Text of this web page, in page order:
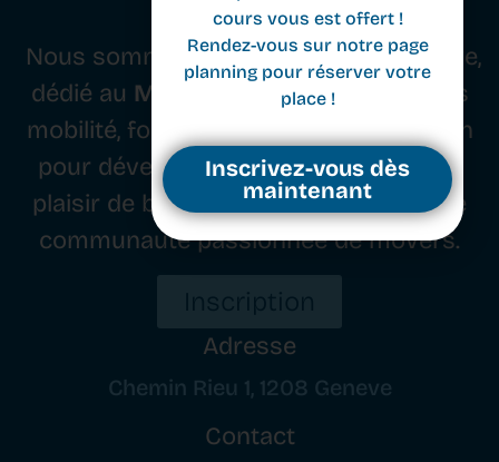
Adresse
Chemin Rieu 1, 1208 Geneve
Contact
Nous sommes un studio basé à Genève,
dédié au Movement
. Nous combinons
mobilité, force, équilibre et coordination
pour développer le corps, l’esprit et le
plaisir de bouger, tout en cultivant une
communauté passionnée de movers.
Pour chaque nouvelle
inscription sur notre site un
cours vous est offert !
planning pour réserver votre
place !
Inscrivez-vous dès